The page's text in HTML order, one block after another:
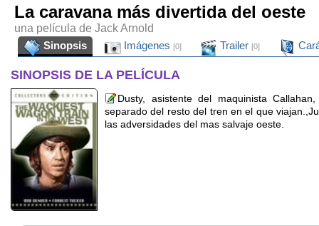
La caravana más divertida del oeste
una película de Jack Arnold
Sinopsis
Imágenes [0] Trailer [0]
SINOPSIS DE LA PELÍCULA
Dusty, asistente del maquinista
separado del resto del tren en el que
las adversidades del mas salvaje oeste.